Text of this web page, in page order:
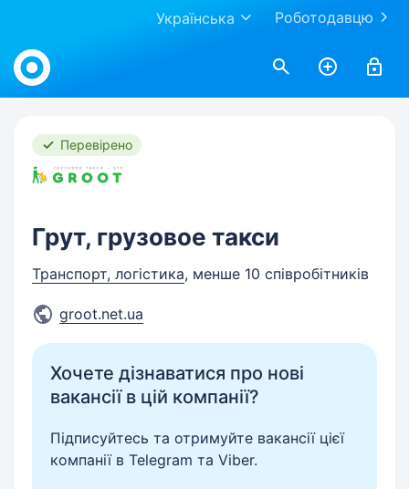
Роботодавцю
Українська
Work.ua
Перевірено
Грут, грузовое такси
Транспорт, логістика, менше 10 співробітників
groot.net.ua
Хочете дізнаватися про нові
вакансії в цій компанії?
Підписуйтесь та отримуйте вакансії цієї
компанії в Telegram та Viber.